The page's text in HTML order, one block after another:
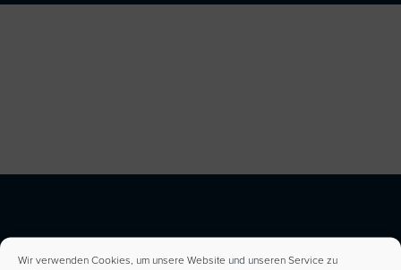
Wir verwenden Cookies, um unsere Website und unseren Service zu